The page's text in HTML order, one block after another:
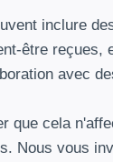
inclure
être reçues,
avec
que cela
Nous vous